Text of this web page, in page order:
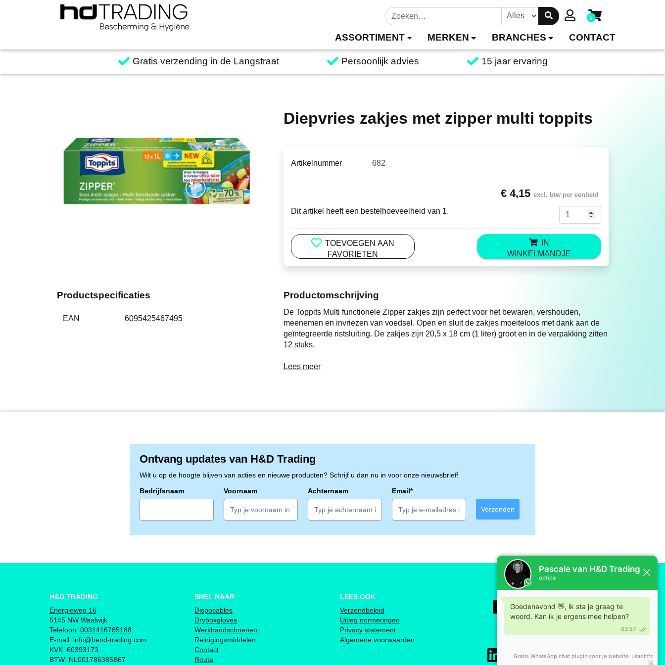
0
ASSORTIMENT MERKEN BRANCHES CONTACT
Gratis verzending in de Langstraat Persoonlijk advies 15 jaar ervaring
Diepvries zakjes met zipper multi toppits
Artikelnummer
€ 4,15 excl. btw per eenheid
Dit artikel heeft een bestelhoeveelheid van 1.
TOEVOEGEN AAN
FAVORIETEN
WINKELMANDJE
Productomschrijving
De Toppits Multi functionele Zipper zakjes zijn perfect voor het bewaren, vershouden,
meenemen en invriezen van voedsel. Open en sluit de zakjes moeiteloos met dank aan de
geïntegreerde ristsluiting. De zakjes zijn 20,5 x 18 cm (1 liter) groot en in de verpakking zitten
12 stuks.
Lees meer
Productspecificaties
EAN 6095425467495
Ontvang updates van H&D Trading
Wilt u op de hoogte blijven van acties en nieuwe producten? Schrijf u dan nu in voor onze nieuwsbrief!
Bedrijfsnaam
Voornaam Achternaam Email*
Verzenden
H&D TRADING
Energieweg 16
5145 NW Waalwijk
Telefoon: 0031416785188
E-mail: info@hend-trading.com
KVK: 60393173
BTW: NL001786385B67
SNEL NAAR
Disposables
Dryboxgloves
Werkhandschoenen
Reinigingsmiddelen
Contact
Route
LEES OOK
Verzendbeleid
Uitleg normeringen
Privacy statement
Algemene voorwaarden